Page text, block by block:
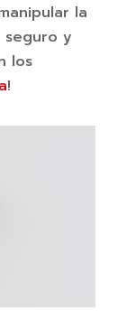
la
seguro y
los
!